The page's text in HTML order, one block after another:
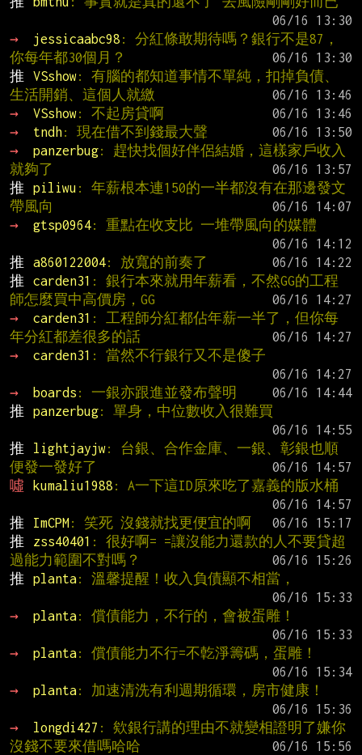
→
jessicaabc98 : 分紅條敢期待嗎？銀行不是87，
你每年都30個月？
推
VSshow: 有腦的都知道事情不單純，扣掉負債、
生活開銷、這個人就繳
→
VSshow: 不起房貸啊
→
tndh: 現在借不到錢最大聲
→
panzerbug: 趕快找個好伴侶結婚，這樣家戶收入
就夠了
推
piliwu : 年薪根本連150的一半都沒有在那邊發文
帶風向
→
gtsp0964: 重點在收支比 一堆帶風向的媒體
推
a860122004: 放寬的前奏了
推
carden31 : 銀行本來就用年薪看，不然GG的工程
師怎麼買中高價房，GG
→
carden31 : 工程師分紅都佔年薪一半了，但你每
年分紅都差很多的話
→
carden31 : 當然不行銀行又不是傻子
→
boards : 一銀亦跟進並發布聲明
推
panzerbug: 單身，中位數收入很難買
推
lightjayjw: 台銀、合作金庫、一銀、彰銀也順
便發一發好了
噓
kumaliu1988 : A一下這ID原來吃了嘉義的版水桶
推
ImCPM: 笑死 沒錢就找更便宜的啊
推
zss40401 : 很好啊= =讓沒能力還款的人不要貸超
過能力範圍不對嗎？
推
planta: 溫馨提醒！收入負債顯不相當，
→
planta: 償債能力，不行的，會被蛋雕！
→
planta: 償債能力不行=不亁淨籌碼，蛋雕！
→
planta: 加速清洗有利週期循環，房市健康！
→
longdi427 : 欸銀行講的理由不就變相證明了嫌你
沒錢不要來借嗎哈哈